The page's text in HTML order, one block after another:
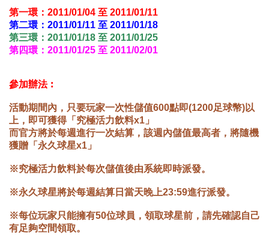
第一環：2011/01/04 至 2011/01/11
第二環：2011/01/11 至 2011/01/18
第三環：2011/01/18 至 2011/01/25
第四環：2011/01/25 至 2011/02/01
參加辦法︰
活動期間內，只要玩家一次性儲值600點即(1200足球幣)以
上，即可獲得「究極活力飲料x1」
而官方將於每週進行一次結算，該週內儲值最高者，將隨機
獲贈「永久球星x1」
※究極活力飲料於每次儲值後由系統即時派發。
※永久球星將於每週結算日當天晚上23:59進行派發。
※每位玩家只能擁有50位球員，領取球星前，請先確認自己
有足夠空間領取。